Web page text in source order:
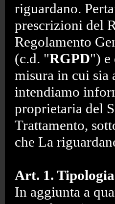
riguardano.
prescrizioni del
Regolamento
(c.d. "RGPD") e
misura in cui sia
intendiamo
proprietaria del
Trattamento,
che La
Art. 1.
In aggiunta a